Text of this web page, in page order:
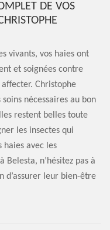
DE VOS
vivants, vos haies ont
et soignées contre
Christophe
nécessaires au bon
restent belles toute
les insectes qui
avec les
Belesta, n’hésitez pas à
d’assurer leur bien-être